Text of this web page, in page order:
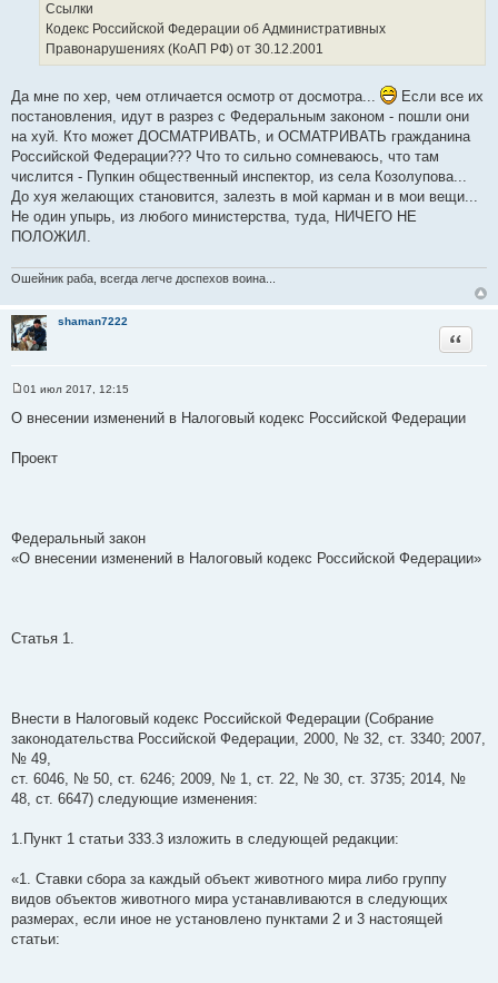
Ссылки
Кодекс Российской Федерации об Административных
Правонарушениях (КоАП РФ) от 30.12.2001
Да мне по хер, чем отличается осмотр от досмотра...
Если все их
постановления, идут в разрез с Федеральным законом - пошли они
на хуй. Кто может ДОСМАТРИВАТЬ, и ОСМАТРИВАТЬ гражданина
Российской Федерации??? Что то сильно сомневаюсь, что там
числится - Пупкин общественный инспектор, из села Козолупова...
До хуя желающих становится, залезть в мой карман и в мои вещи...
Не один упырь, из любого министерства, туда, НИЧЕГО НЕ
ПОЛОЖИЛ.
Ошейник раба, всегда легче доспехов воина...
shaman7222
Цитата
о
е
01 июл 2017, 12:15
О внесении изменений в Налоговый кодекс Российской Федерации
Проект
Федеральный закон
‎«О внесении изменений в Налоговый кодекс Российской Федерации»
Статья 1.
Внести в Налоговый кодекс Российской Федерации (Собрание
законодательства Российской Федерации, 2000, № 32, ст. 3340; 2007,
№ 49,
‎ст. 6046, № 50, ст. 6246; 2009, № 1, ст. 22, № 30, ст. 3735; 2014, №
48, ст. 6647) следующие изменения:
1.Пункт 1 статьи 333.3 изложить в следующей редакции:
«1. Ставки сбора за каждый объект животного мира либо группу
видов объектов животного мира устанавливаются в следующих
размерах, если иное не установлено пунктами 2 и 3 настоящей
статьи: